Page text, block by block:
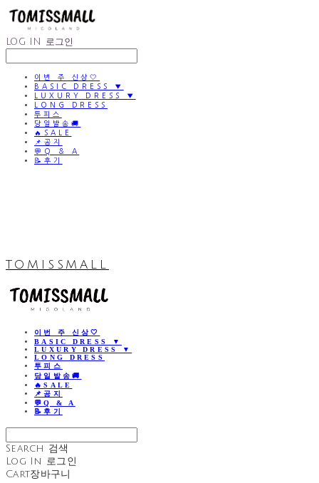
LOG IN 로그인
이번 주 신상🤍
BASIC DRESS ▼
LUXURY DRESS ▼
LONG DRESS
투피스
당일발송🚚
🔥SALE
📌공지
💬Q & A
📝후기
TOMISSMALL
이번 주 신상🤍
BASIC DRESS ▼
LUXURY DRESS ▼
LONG DRESS
투피스
당일발송🚚
🔥SALE
📌공지
💬Q & A
📝후기
Search 검색
Log In 로그인
Cart장바구니